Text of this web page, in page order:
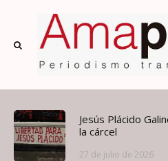
Jesús Plácido
la cárcel
27 de julio de 2026